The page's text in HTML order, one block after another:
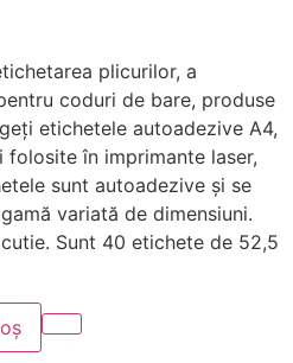
plicurilor, a
coduri de bare, produse
etichetele autoadezive A4,
în imprimante laser,
sunt autoadezive și se
variată de dimensiuni.
Sunt 40 etichete de 52,5